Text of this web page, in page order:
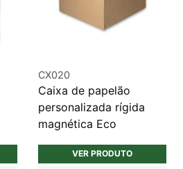
CX020
Caixa de papelão
personalizada rígida
magnética Eco
VER PRODUTO